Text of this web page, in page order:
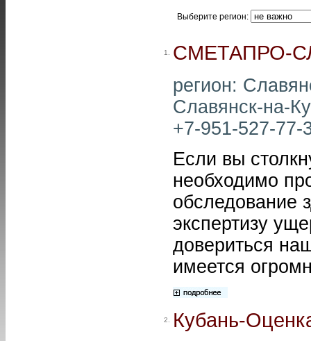
Выберите регион:
1. СМЕТАПРО-
регион:
Славянск-на-
+7-951-527-
Если вы
необходимо
обследование
экспертизу
довериться
имеется
2. Кубань-